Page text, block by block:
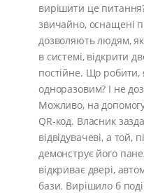
вирішити це
звичайно, оснащені
дозволяють людям,
в системі, відкрити
постійне. Що робити,
одноразовим? І не
Можливо, на
QR-код. Власник
відвідувачеві, а
демонструє його
відкриває двері,
бази. Вирішило б